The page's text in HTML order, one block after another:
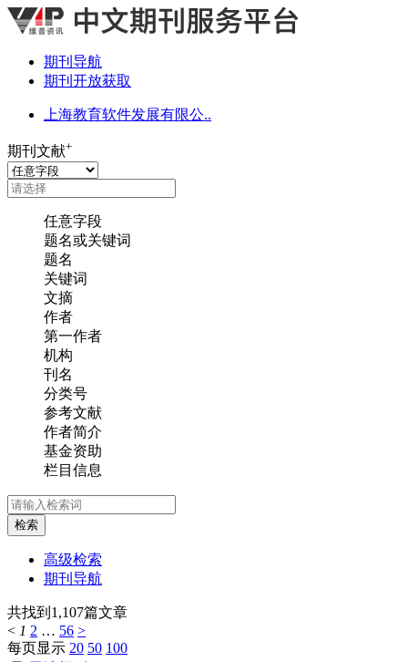
期刊导航
期刊开放获取
上海教育软件发展有限公..
期刊文献+
任意字段
题名或关键词
题名
关键词
文摘
作者
第一作者
机构
刊名
分类号
参考文献
作者简介
基金资助
栏目信息
检索
高级检索
期刊导航
共找到 1,107篇文章
< 1 2 … 56 >
每页显示 20 50 100